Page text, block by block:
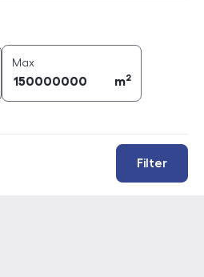
Maxarea (
m2
Filter